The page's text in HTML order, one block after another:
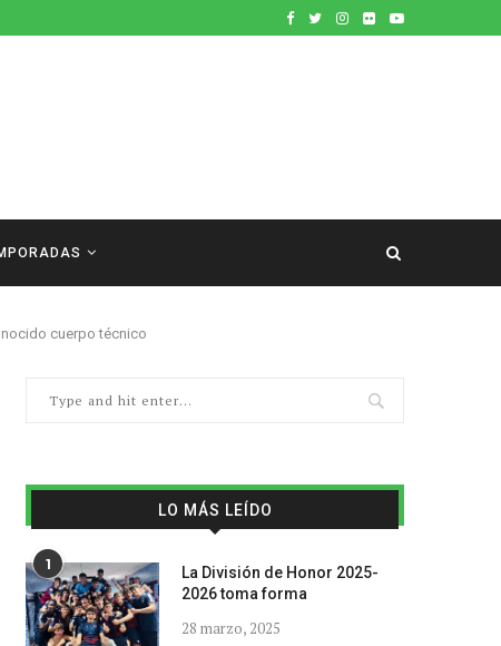
cuerpo técnico
LO MÁS LEÍDO
1
La División de Honor 2025-
2026 toma forma
28 marzo, 2025